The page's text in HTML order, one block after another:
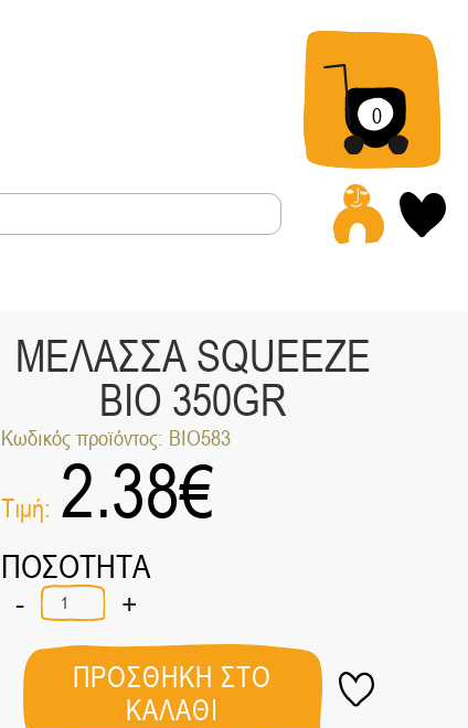
0
ΜΕΛΑΣΣΑ SQUEEZE
ΒΙΟ 350GR
Κωδικός προϊόντος: ΒΙΟ583
Τιμή: 2.38€
ΠΟΣΟΤΗΤΑ
-
ΜΕΛΑΣΣΑ
SQUEEZE
ποσότητα
+
ΠΡΟΣΘΗΚΗ ΣΤΟ
ΚΑΛΑΘΙ